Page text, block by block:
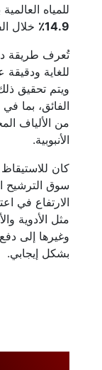
للمياه
14.9٪
خلال
تُعرف طريقة
للغاية
ويتم تحقيق
الفائق، بما
من الألياف
الأنبوبية.
سوق الترشيح
الارتفاع في
مثل الأدوية
وغيرها إلى
بشكل إيجابي.